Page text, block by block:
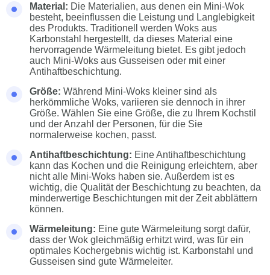
Material: Die Materialien, aus denen ein Mini-Wok
besteht, beeinflussen die Leistung und Langlebigkeit
des Produkts. Traditionell werden Woks aus
Karbonstahl hergestellt, da dieses Material eine
hervorragende Wärmeleitung bietet. Es gibt jedoch
auch Mini-Woks aus Gusseisen oder mit einer
Antihaftbeschichtung.
Größe: Während Mini-Woks kleiner sind als
herkömmliche Woks, variieren sie dennoch in ihrer
Größe. Wählen Sie eine Größe, die zu Ihrem Kochstil
und der Anzahl der Personen, für die Sie
normalerweise kochen, passt.
Antihaftbeschichtung: Eine Antihaftbeschichtung
kann das Kochen und die Reinigung erleichtern, aber
nicht alle Mini-Woks haben sie. Außerdem ist es
wichtig, die Qualität der Beschichtung zu beachten, da
minderwertige Beschichtungen mit der Zeit abblättern
können.
Wärmeleitung: Eine gute Wärmeleitung sorgt dafür,
dass der Wok gleichmäßig erhitzt wird, was für ein
optimales Kochergebnis wichtig ist. Karbonstahl und
Gusseisen sind gute Wärmeleiter.